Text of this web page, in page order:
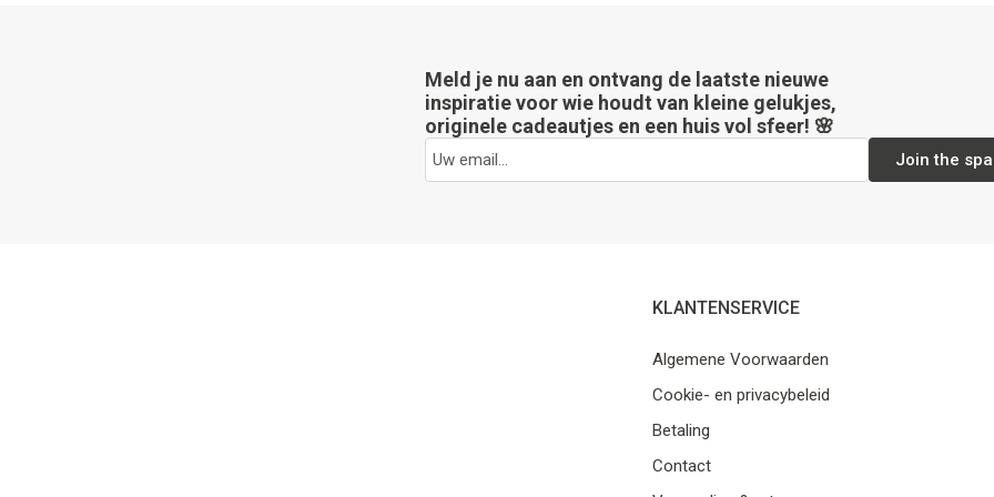
Meld je nu aan en ontvang de laatste nieuwe
inspiratie voor wie houdt van kleine gelukjes,
originele cadeautjes en een huis vol sfeer! 🌸
Join the
KLANTENSERVICE
Algemene Voorwaarden
Cookie- en privacybeleid
Betaling
Contact